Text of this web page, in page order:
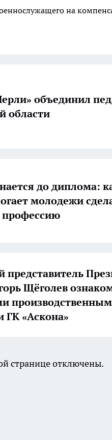
на
объединил
области
до диплома:
молодежи
Щёголев
ГК «Аскона»
странице отключены.